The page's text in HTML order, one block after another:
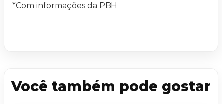
*Com informações da PBH
Você também pode gostar